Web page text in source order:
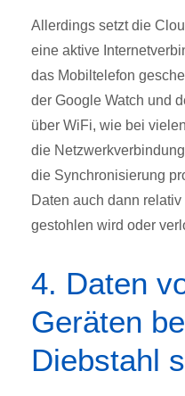
Allerdings setzt die
eine aktive
das Mobiltelefon
der Google Watch und
über WiFi, wie bei
die
die Synchronisierung
Daten auch dann
gestohlen wird oder
4. Daten
Geräten
Diebstahl